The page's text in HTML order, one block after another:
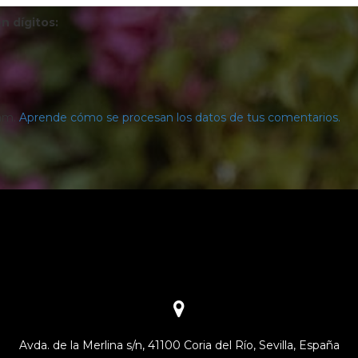
dígitos:
Aprende cómo se procesan los datos de tus comentarios.
Avda. de la Merlina s/n, 41100 Coria del Río, Sevilla, España